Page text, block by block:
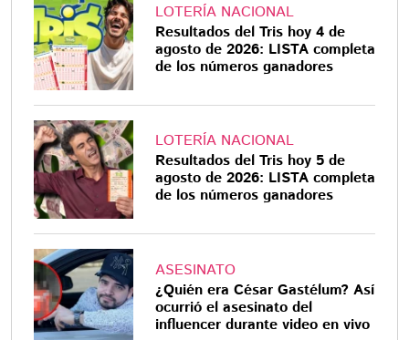
LOTERÍA NACIONAL
Resultados del Tris hoy 4 de
agosto de 2026: LISTA completa
de los números ganadores
LOTERÍA NACIONAL
Resultados del Tris hoy 5 de
agosto de 2026: LISTA completa
de los números ganadores
ASESINATO
¿Quién era César Gastélum? Así
ocurrió el asesinato del
influencer durante video en vivo